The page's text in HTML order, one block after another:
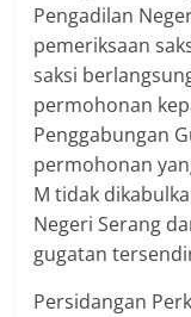
Pengadilan
pemeriksaan
saksi
permohonan
Penggabungan
permohonan
M tidak
Negeri Serang
gugatan
Persidangan